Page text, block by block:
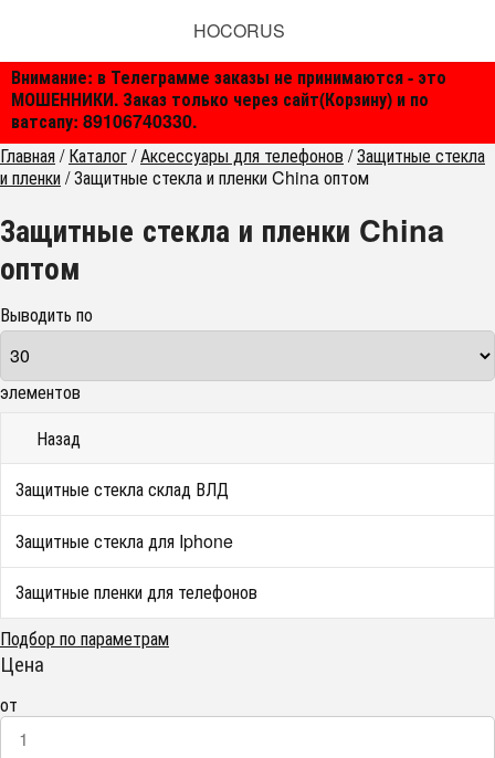
Внимание: в Телеграмме заказы не принимаются - это
МОШЕННИКИ. Заказ только через сайт(Корзину) и по
ватсапу: 89106740330.
HOCORUS
Главная/Каталог/Аксессуары для телефонов /Защитные стекла
и пленки/Защитные стекла и пленки China оптом
Защитные стекла и пленки China
оптом
Выводить по
элементов
Назад
Защитные стекла склад ВЛД
Защитные стекла для Iphone
Защитные пленки для телефонов
Подбор по параметрам
Цена
от